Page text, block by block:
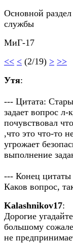
Основной
службы
МиГ-17
<< < (2/19) > >>
Утя:
--- Цитата:
задает вопрос
почувствовал
,что это что-то
угрожает
выполнение
--- Конец
Каков вопрос,
Kalashnikov17:
Дорогие
большому
не